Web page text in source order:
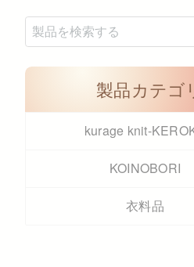
製品カテゴ
kurage knit-
KOINOBORI
衣料品